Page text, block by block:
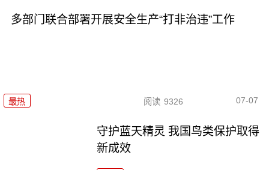
多部门联合部署开展安全生产“打非治违”工作
最热 阅读 9326 07-07
守护蓝天精灵 我国鸟类保护取得
新成效